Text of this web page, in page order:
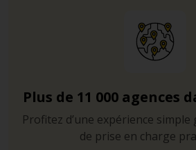
Plus de 11 000 agences
Profitez d’une expérience
de prise en charge